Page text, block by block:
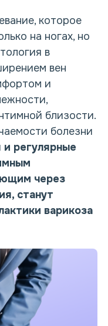
которое
на ногах, но
в
вен
и
близости.
болезни
регулярные
через
станут
варикоза